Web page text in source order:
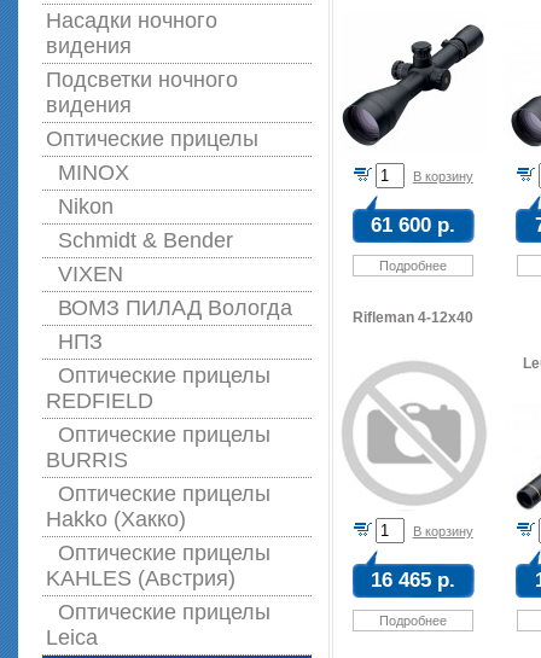
Насадки ночного
видения
Подсветки ночного
видения
Оптические прицелы
MINOX
Nikon
Schmidt & Bender
VIXEN
ВОМЗ ПИЛАД Вологда
НПЗ
Оптические прицелы
REDFIELD
Оптические прицелы
BURRIS
Оптические прицелы
Hakko (Хакко)
Оптические прицелы
KAHLES (Австрия)
Оптические прицелы
Leica
В корзину
61 600 р.
Подробнее
Rifleman 4-12x40
В корзину
16 465 р.
Подробнее